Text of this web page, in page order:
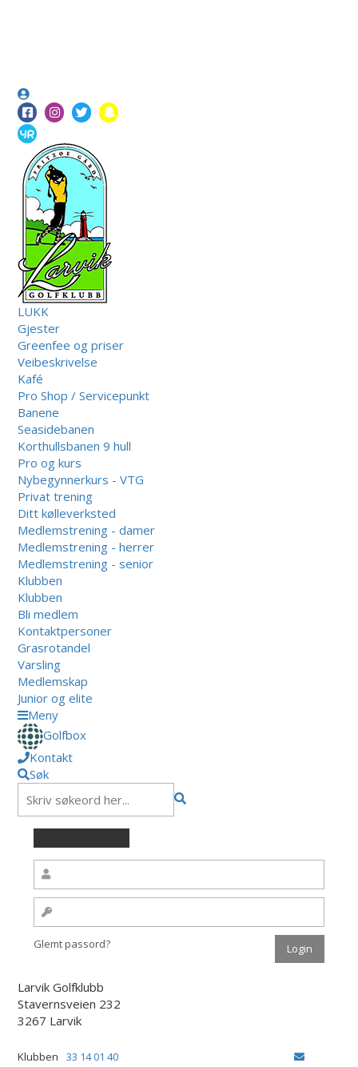
LUKK
Gjester
Greenfee og priser
Veibeskrivelse
Kafé
Pro Shop / Servicepunkt
Banene
Seasidebanen
Korthullsbanen 9 hull
Pro og kurs
Nybegynnerkurs - VTG
Privat trening
Ditt kølleverksted
Medlemstrening - damer
Medlemstrening - herrer
Medlemstrening - senior
Klubben
Klubben
Bli medlem
Kontaktpersoner
Grasrotandel
Varsling
Medlemskap
Junior og elite
Meny
Golfbox
Kontakt
Søk
Glemt passord?
Larvik Golfklubb
Stavernsveien 232
3267 Larvik
Klubben 33 14 01 40